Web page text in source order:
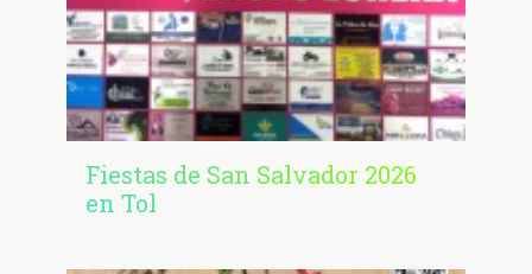
Fiestas de San Salvador 2026
en Tol